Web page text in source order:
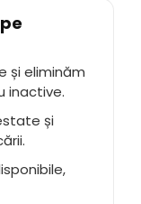
și eliminăm
inactive.
și